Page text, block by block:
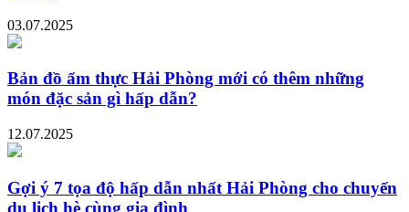
03.07.2025
Bản đồ ẩm thực Hải Phòng mới có thêm những
món đặc sản gì hấp dẫn?
12.07.2025
Gợi ý 7 tọa độ hấp dẫn nhất Hải Phòng cho chuyến
du lịch hè cùng gia đình